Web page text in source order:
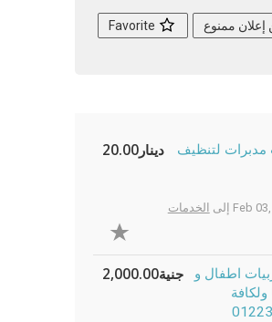
إعلان ممنوع
مدبرات لتنظيف
الخدمات
دينار20.00
اطفال و
جنية2,000.00